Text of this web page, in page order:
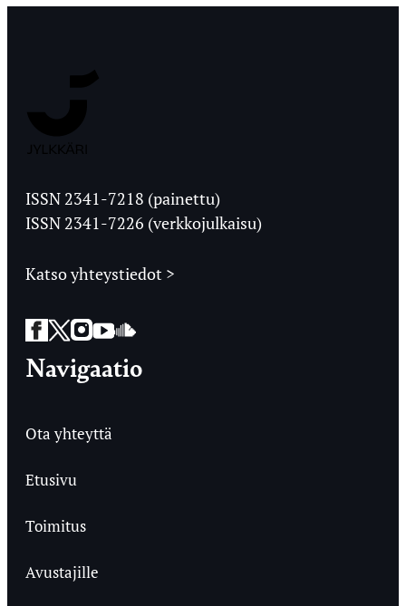
Ylioppilaslehti
ISSN 2341-7218 (painettu)
ISSN 2341-7226 (verkkojulkaisu)
Katso yhteystiedot >
Facebook
Twitter
Instagram
YouTube
SoundCloud
Navigaatio
Ota yhteyttä
Etusivu
Toimitus
Avustajille